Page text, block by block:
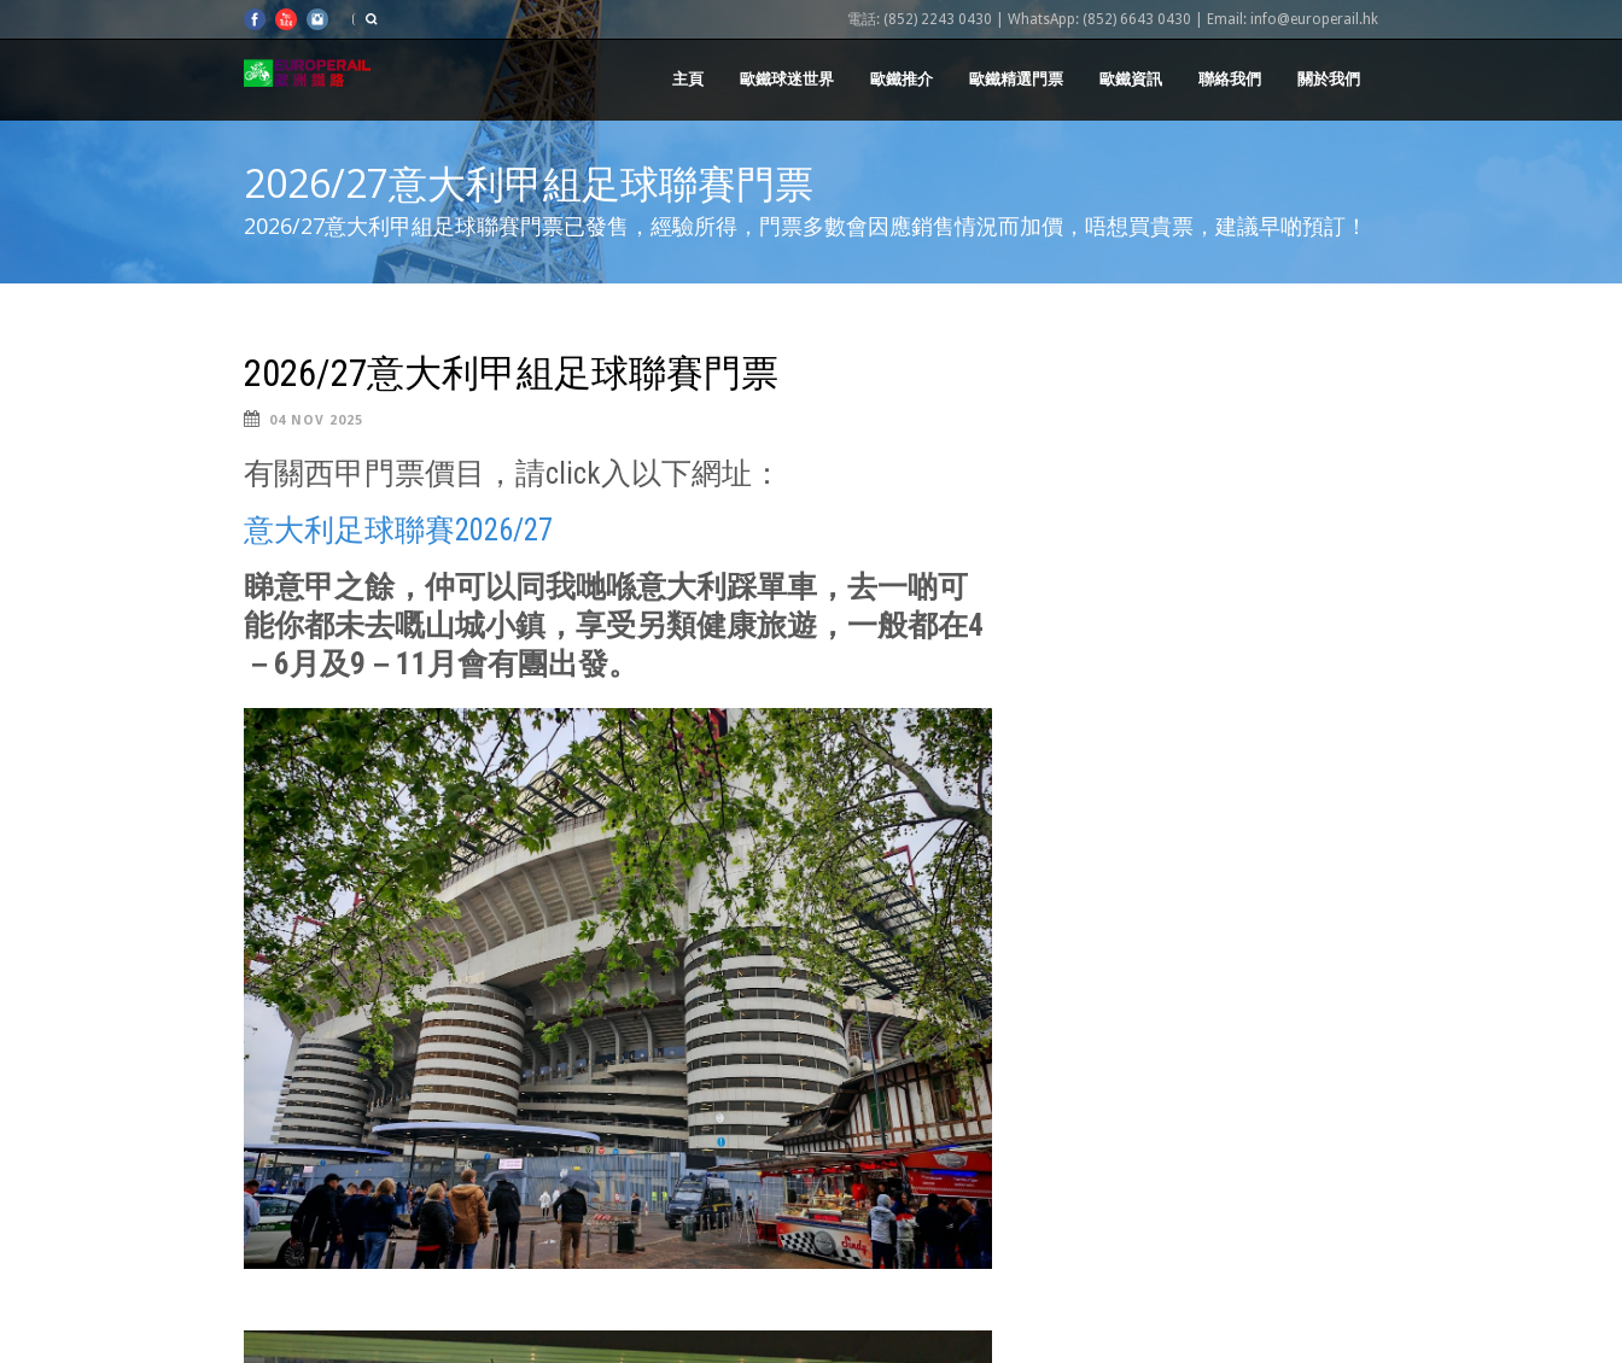
電話: (852) 2243 0430 | WhatsApp: (852) 6643 0430 | Email: info@europerail.hk
主頁 歐鐵球迷世界 歐鐵推介 歐鐵精選門票 歐鐵資訊 聯絡我們 關於我們
2026/27意大利甲組足球聯賽門票
2026/27意大利甲組足球聯賽門票已發售，經驗所得，門票多數會因應銷售情況而加價，唔想買貴票，建議早啲預訂！
2026/27意大利甲組足球聯賽門票
04 NOV 2025
有關西甲門票價目，請click入以下網址：
意大利足球聯賽2026/27
睇意甲之餘，仲可以同我哋喺意大利踩單車，去一啲可
能你都未去嘅山城小鎮，享受另類健康旅遊，一般都在4
－6月及9－11月會有團出發。